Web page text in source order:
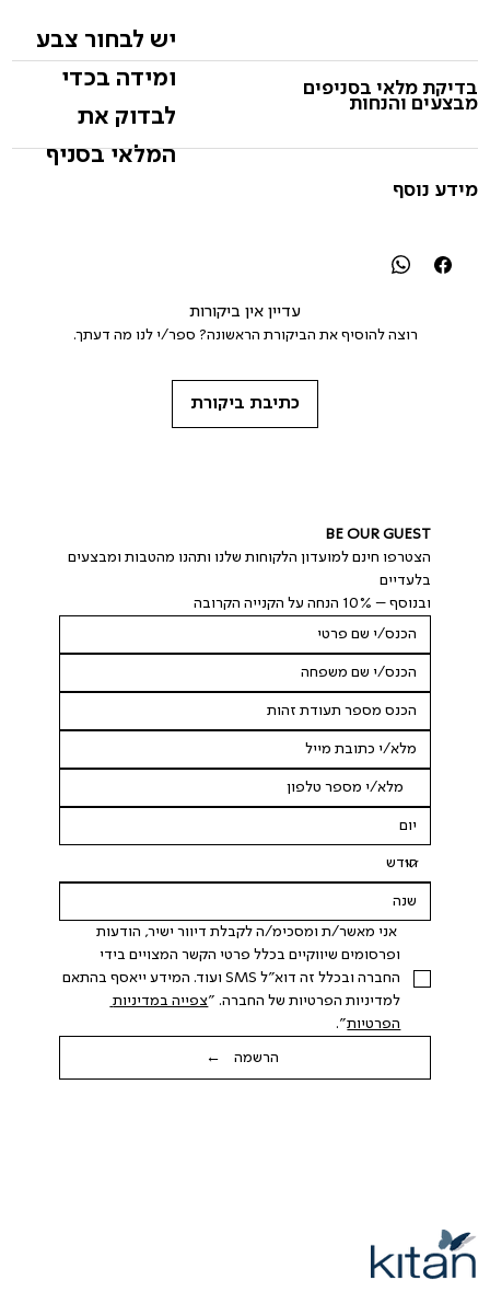
יש לבחור צבע
ומידה בכדי
לבדוק את
המלאי בסניף
בדיקת מלאי בסניפים
מבצעים והנחות
מידע נוסף
עדיין אין ביקורות
רוצה להוסיף את הביקורת הראשונה? ספר/י לנו מה דעתך.
כתיבת ביקורת
BE OUR GUEST
הצטרפו חינם למועדון הלקוחות שלנו ותהנו מהטבות ומבצעים
בלעדיים
ובנוסף – 10% הנחה על הקנייה הקרובה
אני מאשר/ת ומסכימ/ה לקבלת דיוור ישיר, הודעות
החברה ובכלל זה דוא"ל SMS ועוד. המידע ייאסף בהתאם
למדיניות הפרטיות של החברה. "
צפייה במדיניות
הפרטיות".
הרשמה ←